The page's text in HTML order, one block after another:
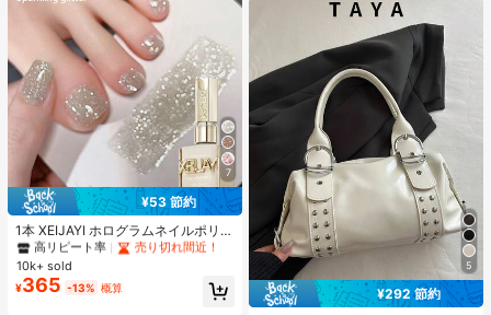
7
¥53 節約
1本 XEIJAYI ホログラムネイルポリッ
シュ、きらめく反射、UVLEDマニキ
ュア対応、アルコールフリー処方、
自宅やサロンでの使用に最適、春に
ぴったり
#1 ベストセラー
に シルバー ジェルネイルポリッシュ
高リピート率
売り切れ間近！
#1 ベストセラー
に シルバー ジェルネイルポリッシュ
高リピート率
#1 ベストセラー
に シルバー ジェルネイルポリッシュ
高リピート率
#1 ベストセラー
に シルバー ジェルネイルポリッシュ
売り切れ間近！
10k+ sold
¥365 -13% 概算
5
¥292 節約